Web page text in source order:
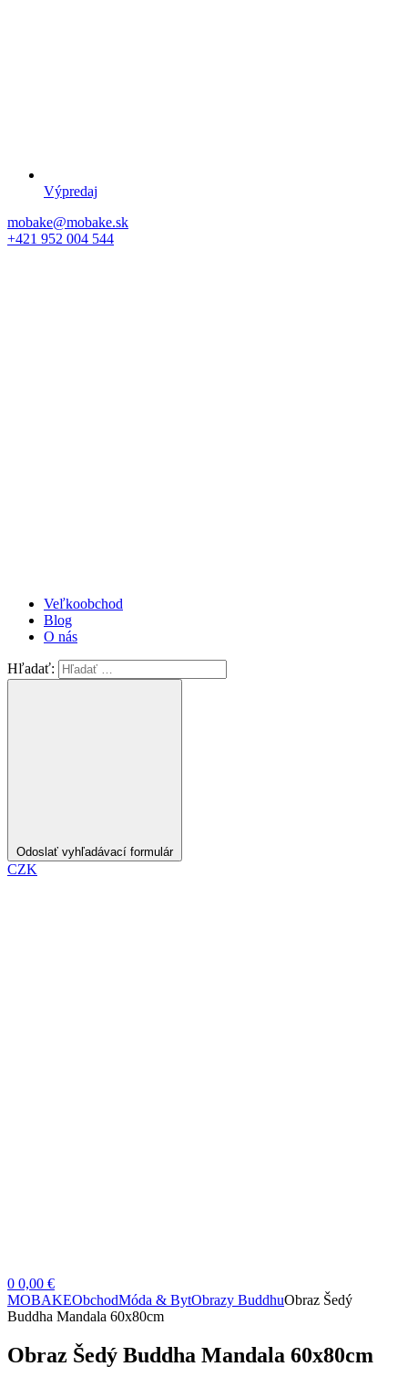
Výpredaj
mobake@mobake.sk
+421 952 004 544
Veľkoobchod
Blog
O nás
Hľadať:
Odoslať vyhľadávací formulár
CZK
0 0,00 €
MOBAKEObchodMóda & BytObrazy BuddhuObraz Šedý
Buddha Mandala 60x80cm
Obraz Šedý Buddha Mandala 60x80cm